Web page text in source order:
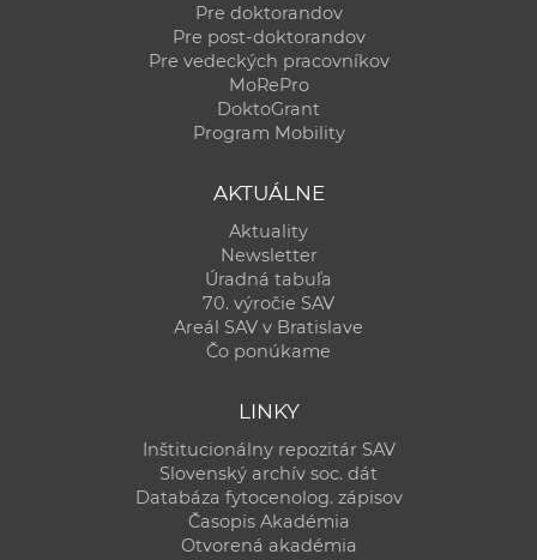
Pre doktorandov
Pre post-doktorandov
Pre vedeckých pracovníkov
MoRePro
DoktoGrant
Program Mobility
AKTUÁLNE
Aktuality
Newsletter
Úradná tabuľa
70. výročie SAV
Areál SAV v Bratislave
Čo ponúkame
LINKY
Inštitucionálny repozitár SAV
Slovenský archív soc. dát
Databáza fytocenolog. zápisov
Časopis Akadémia
Otvorená akadémia